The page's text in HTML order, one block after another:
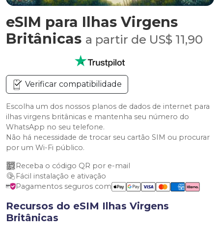
eSIM para Ilhas Virgens
Britânicas a partir de US$ 11,90
Verificar compatibilidade
Escolha um dos nossos planos de dados de internet para
ilhas virgens britânicas e mantenha seu número do
WhatsApp no seu telefone.
Não há necessidade de trocar seu cartão SIM ou procurar
por um Wi-Fi público.
Receba o código QR por e-mail
Fácil instalação e ativação
Pagamentos seguros com
Recursos do eSIM Ilhas Virgens
Britânicas